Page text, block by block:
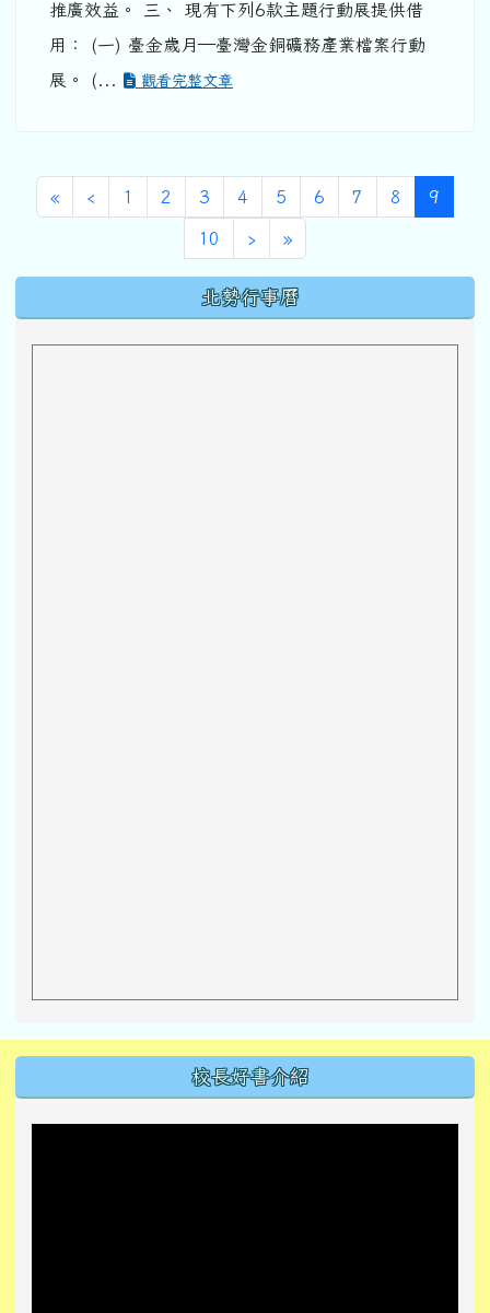
推廣效益。 三、 現有下列6款主題行動展提供借
用： (一) 臺金歲月—臺灣金銅礦務產業檔案行動
展。 (...
觀看完整文章
«第一頁
‹ 上一頁
1 2 3 4 5 6 7 8 9
10 ›下一頁
»最後頁
北勢行事曆
校長好書介紹